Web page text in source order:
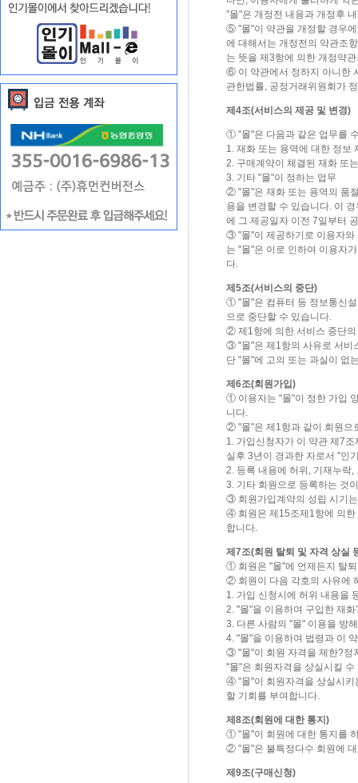
"몰"은 개정전 내용과 개정후
⑤ "몰"이 약관을 개정할 경우
에 대해서는 개정전의 약관조
는 뜻을 제3항에 의한 개정약
⑥ 이 약관에서 정하지 아니한
관한법률, 공정거래위원회가
제4조(서비스의 제공 및 변경)
① "몰"은 다음과 같은 업무를
1. 재화 또는 용역에 대한 정보
2. 구매계약이 체결된 재화 또
3. 기타 "몰"이 정하는 업무
② "몰"은 재화 또는 용역의 품
용을 변경할 수 있습니다. 이
에 그 제공일자 이전 7일부터
③ "몰"이 제공하기로 이용자와
는 "몰"은 이로 인하여 이용자
다.
제5조(서비스의 중단)
① "몰"은 컴퓨터 등 정보통신
으로 중단할 수 있습니다.
② 제1항에 의한 서비스 중단의
③ "몰"은 제1항의 사유로 서비
단 "몰"에 고의 또는 과실이 없
제6조(회원가입)
① 이용자는 "몰"이 정한 가입
니다.
② "몰"은 제1항과 같이 회원으
1. 가입신청자가 이 약관 제7
실후 3년이 경과한 자로서 "인
2. 등록 내용에 허위, 기재누락,
3. 기타 회원으로 등록하는 것
③ 회원가입계약의 성립 시기
④ 회원은 제15조제1항에 의한
합니다.
제7조(회원 탈퇴 및 자격 상실
① 회원은 "몰"에 언제든지 탈
② 회원이 다음 각호의 사유에
1. 가입 신청시에 허위 내용을
2. "몰"을 이용하여 구입한 재
3. 다른 사람의 "몰" 이용을 방
4. "몰"을 이용하여 법령과 이
③ "몰"이 회원 자격을 제한?정
"몰"은 회원자격을 상실시킬 수
④ "몰"이 회원자격을 상실시키
할 기회를 부여합니다.
제8조(회원에 대한 통지)
① "몰"이 회원에 대한 통지를
② "몰"은 불특정다수 회원에
제9조(구매신청)